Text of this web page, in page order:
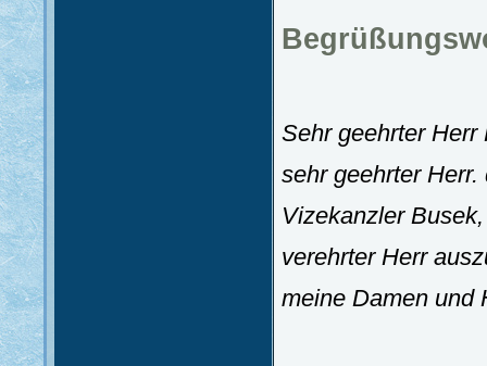
Sehr geehrter Herr
sehr geehrter Herr.
Vizekanzler Busek,
verehrter Herr
meine Damen und